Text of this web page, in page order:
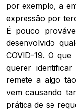
por exemplo, a
expressão por
É pouco
desenvolvido
COVID-19. O
querer
remete a algo
vem causando
prática de se